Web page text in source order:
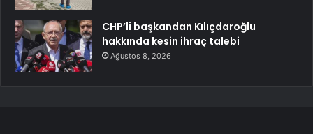
CHP’li başkandan Kılıçdaroğlu
hakkında kesin ihraç talebi
Ağustos 8, 2026